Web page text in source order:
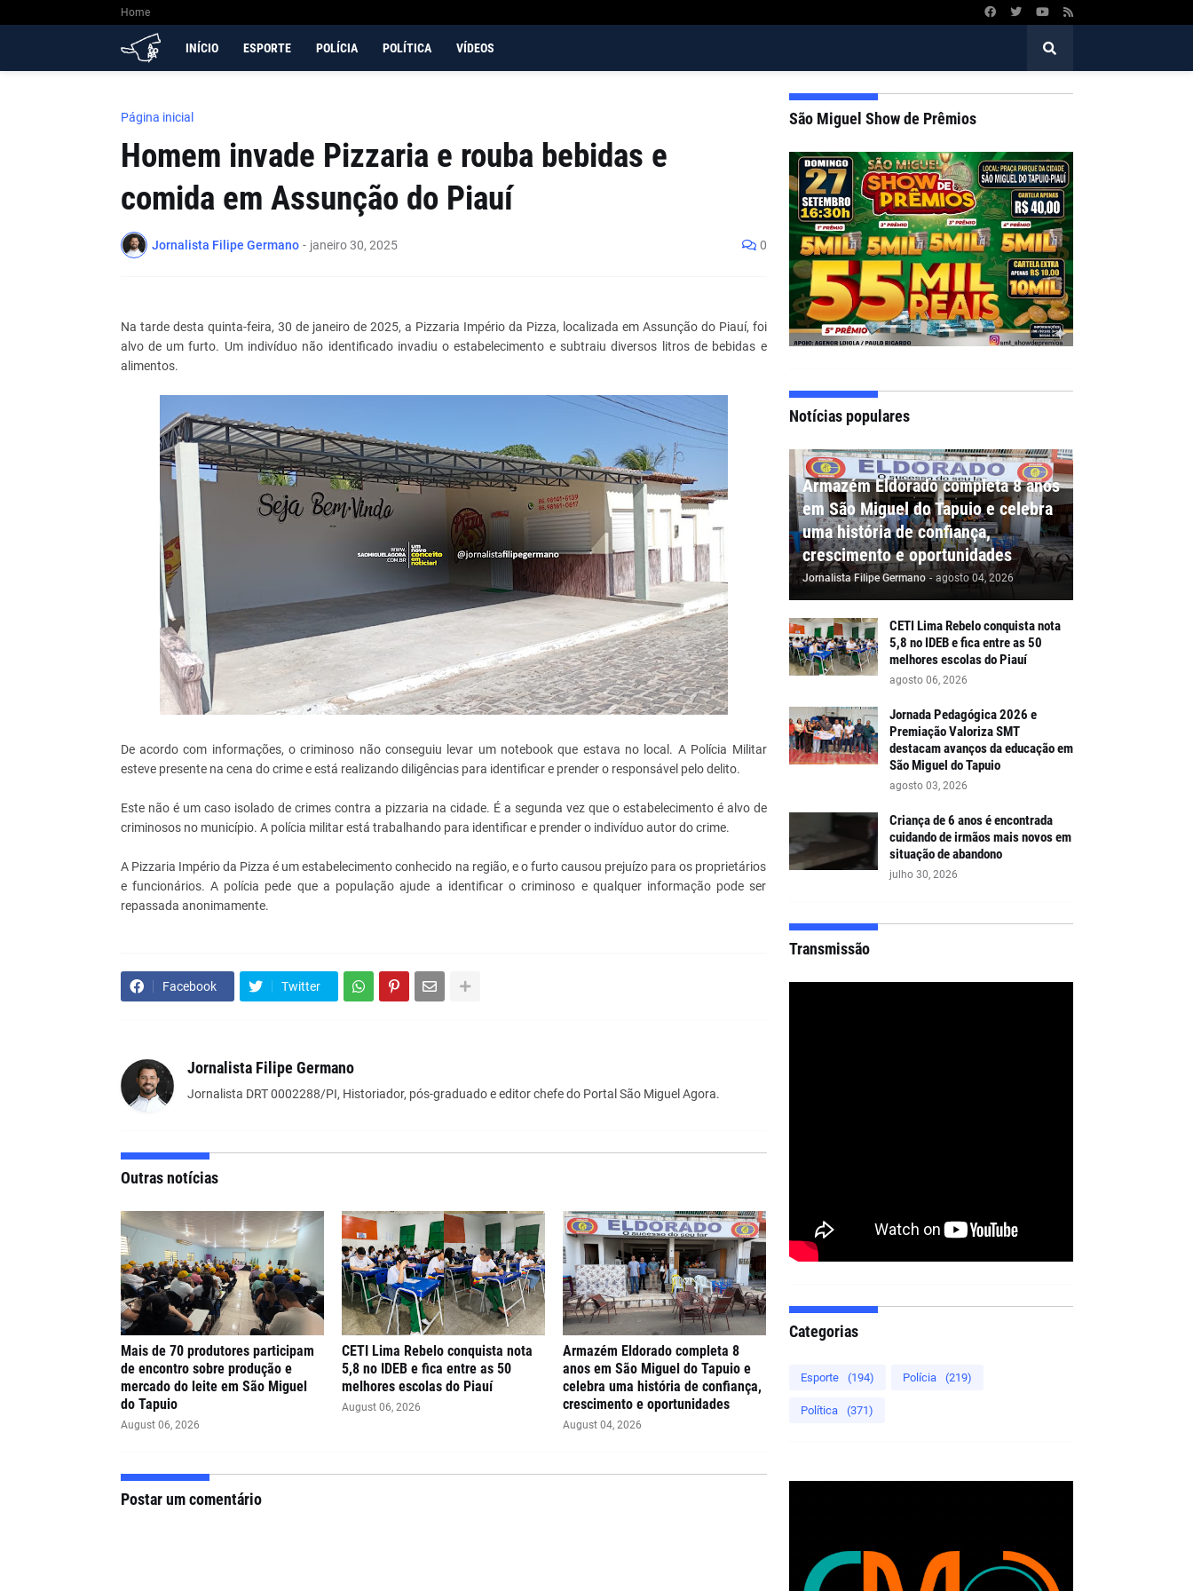
Home
INÍCIO ESPORTE POLÍCIA POLÍTICA VÍDEOS
Página inicial
Homem invade Pizzaria e rouba bebidas e
comida em Assunção do Piauí
Jornalista Filipe Germano - janeiro 30, 2025 0
Na tarde desta quinta-feira, 30 de janeiro de 2025, a Pizzaria Império da Pizza, localizada em Assunção do Piauí, foi
alvo de um furto. Um indivíduo não identificado invadiu o estabelecimento e subtraiu diversos litros de bebidas e
alimentos.
De acordo com informações, o criminoso não conseguiu levar um notebook que estava no local. A Polícia Militar
esteve presente na cena do crime e está realizando diligências para identificar e prender o responsável pelo delito.
Este não é um caso isolado de crimes contra a pizzaria na cidade. É a segunda vez que o estabelecimento é alvo de
criminosos no município. A polícia militar está trabalhando para identificar e prender o indivíduo autor do crime.
A Pizzaria Império da Pizza é um estabelecimento conhecido na região, e o furto causou prejuízo para os proprietários
e funcionários. A polícia pede que a população ajude a identificar o criminoso e qualquer informação pode ser
repassada anonimamente.
Facebook Twitter
Jornalista Filipe Germano
Jornalista DRT 0002288/PI, Historiador, pós-graduado e editor chefe do Portal São Miguel Agora.
Outras notícias
Mais de 70 produtores participam
de encontro sobre produção e
mercado do leite em São Miguel
do Tapuio
August 06, 2026
CETI Lima Rebelo conquista nota
5,8 no IDEB e fica entre as 50
melhores escolas do Piauí
August 06, 2026
Armazém Eldorado completa 8
anos em São Miguel do Tapuio e
celebra uma história de confiança,
crescimento e oportunidades
August 04, 2026
Postar um comentário
São Miguel Show de Prêmios
Notícias populares
Armazém Eldorado completa 8 anos
em São Miguel do Tapuio e celebra
uma história de confiança,
crescimento e oportunidades
Jornalista Filipe Germano - agosto 04, 2026
CETI Lima Rebelo conquista nota
5,8 no IDEB e fica entre as 50
melhores escolas do Piauí
agosto 06, 2026
Jornada Pedagógica 2026 e
Premiação Valoriza SMT
destacam avanços da educação em
São Miguel do Tapuio
agosto 03, 2026
Criança de 6 anos é encontrada
cuidando de irmãos mais novos em
situação de abandono
julho 30, 2026
Transmissão
Categorias
Esporte (194) Polícia (219)
Política (371)